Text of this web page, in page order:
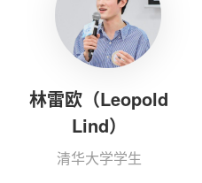
林雷欧（Leopold
Lind）
清华大学学生